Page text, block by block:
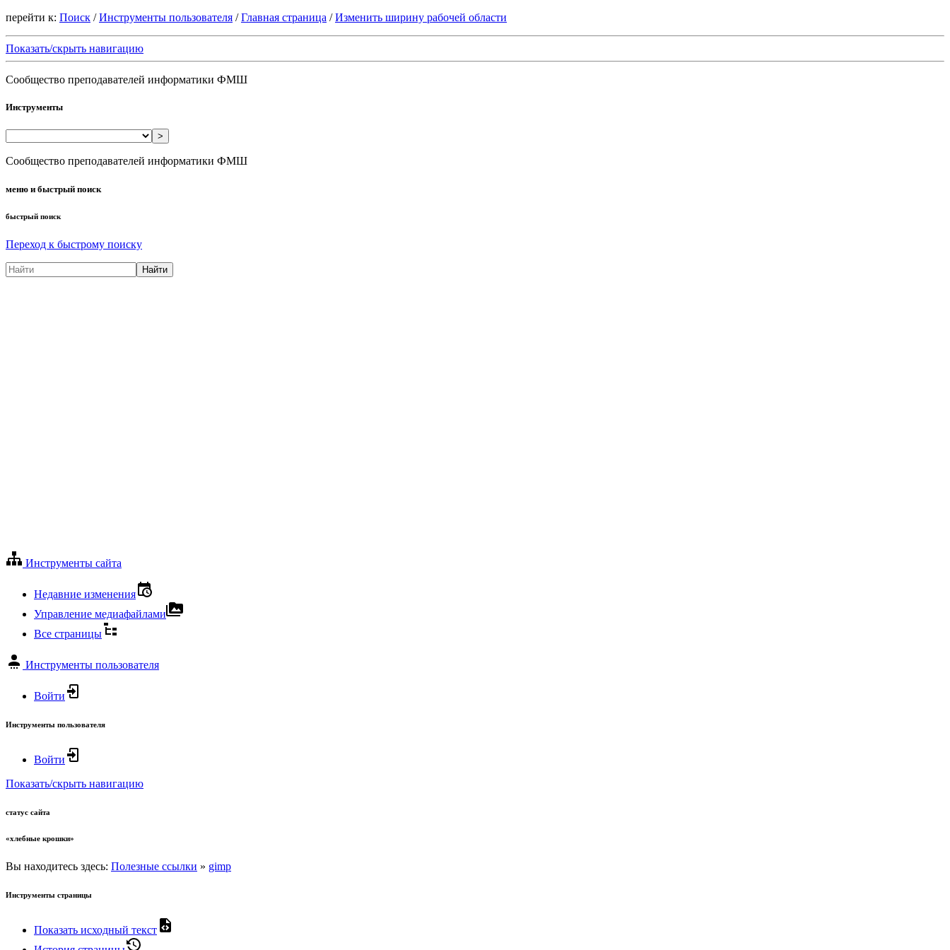
перейти к: Поиск / Инструменты пользователя / Главная страница / Изменить ширину рабочей области
Показать/скрыть навигацию
Сообщество преподавателей информатики ФМШ
Инструменты
>
Сообщество преподавателей информатики ФМШ
меню и быстрый поиск
быстрый поиск
Переход к быстрому поиску
Найти
Инструменты сайта
Недавние изменения
Управление медиафайлами
Все страницы
Инструменты пользователя
Войти
Инструменты пользователя
Войти
Показать/скрыть навигацию
статус сайта
«хлебные крошки»
Вы находитесь здесь: Полезные ссылки » gimp
Инструменты страницы
Показать исходный текст